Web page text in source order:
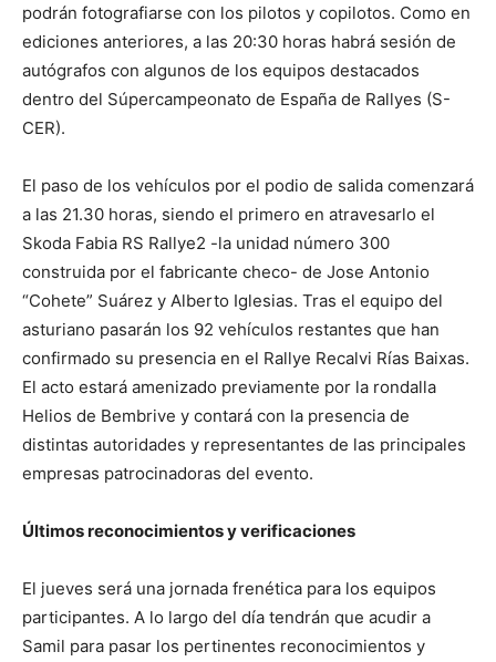
podrán fotografiarse con los pilotos y copilotos. Como en
ediciones anteriores, a las 20:30 horas habrá sesión de
autógrafos con algunos de los equipos destacados
dentro del Súpercampeonato de España de Rallyes (S-
CER).
El paso de los vehículos por el podio de salida comenzará
a las 21.30 horas, siendo el primero en atravesarlo el
Skoda Fabia RS Rallye2 -la unidad número 300
construida por el fabricante checo- de Jose Antonio
“Cohete” Suárez y Alberto Iglesias. Tras el equipo del
asturiano pasarán los 92 vehículos restantes que han
confirmado su presencia en el Rallye Recalvi Rías Baixas.
El acto estará amenizado previamente por la rondalla
Helios de Bembrive y contará con la presencia de
distintas autoridades y representantes de las principales
empresas patrocinadoras del evento.
Últimos reconocimientos y verificaciones
El jueves será una jornada frenética para los equipos
participantes. A lo largo del día tendrán que acudir a
Samil para pasar los pertinentes reconocimientos y